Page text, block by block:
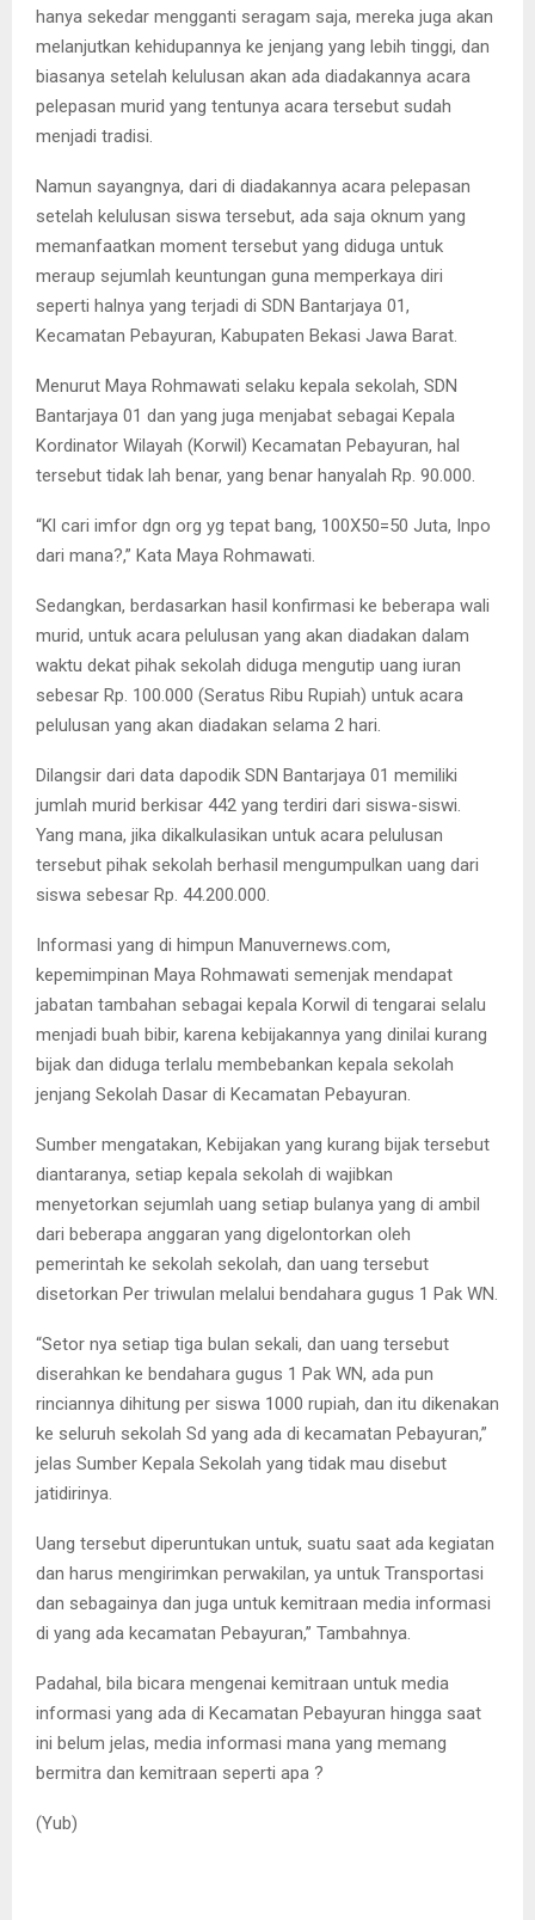
hanya sekedar mengganti seragam saja, mereka juga akan
melanjutkan kehidupannya ke jenjang yang lebih tinggi, dan
biasanya setelah kelulusan akan ada diadakannya acara
pelepasan murid yang tentunya acara tersebut sudah
menjadi tradisi.
Namun sayangnya, dari di diadakannya acara pelepasan
setelah kelulusan siswa tersebut, ada saja oknum yang
memanfaatkan moment tersebut yang diduga untuk
meraup sejumlah keuntungan guna memperkaya diri
seperti halnya yang terjadi di SDN Bantarjaya 01,
Kecamatan Pebayuran, Kabupaten Bekasi Jawa Barat.
Menurut Maya Rohmawati selaku kepala sekolah, SDN
Bantarjaya 01 dan yang juga menjabat sebagai Kepala
Kordinator Wilayah (Korwil) Kecamatan Pebayuran, hal
tersebut tidak lah benar, yang benar hanyalah Rp. 90.000.
“Kl cari imfor dgn org yg tepat bang, 100X50=50 Juta, Inpo
dari mana?,” Kata Maya Rohmawati.
Sedangkan, berdasarkan hasil konfirmasi ke beberapa wali
murid, untuk acara pelulusan yang akan diadakan dalam
waktu dekat pihak sekolah diduga mengutip uang iuran
sebesar Rp. 100.000 (Seratus Ribu Rupiah) untuk acara
pelulusan yang akan diadakan selama 2 hari.
Dilangsir dari data dapodik SDN Bantarjaya 01 memiliki
jumlah murid berkisar 442 yang terdiri dari siswa-siswi.
Yang mana, jika dikalkulasikan untuk acara pelulusan
tersebut pihak sekolah berhasil mengumpulkan uang dari
siswa sebesar Rp. 44.200.000.
Informasi yang di himpun Manuvernews.com,
kepemimpinan Maya Rohmawati semenjak mendapat
jabatan tambahan sebagai kepala Korwil di tengarai selalu
menjadi buah bibir, karena kebijakannya yang dinilai kurang
bijak dan diduga terlalu membebankan kepala sekolah
jenjang Sekolah Dasar di Kecamatan Pebayuran.
Sumber mengatakan, Kebijakan yang kurang bijak tersebut
diantaranya, setiap kepala sekolah di wajibkan
menyetorkan sejumlah uang setiap bulanya yang di ambil
dari beberapa anggaran yang digelontorkan oleh
pemerintah ke sekolah sekolah, dan uang tersebut
disetorkan Per triwulan melalui bendahara gugus 1 Pak WN.
“Setor nya setiap tiga bulan sekali, dan uang tersebut
diserahkan ke bendahara gugus 1 Pak WN, ada pun
rinciannya dihitung per siswa 1000 rupiah, dan itu dikenakan
ke seluruh sekolah Sd yang ada di kecamatan Pebayuran,”
jelas Sumber Kepala Sekolah yang tidak mau disebut
jatidirinya.
Uang tersebut diperuntukan untuk, suatu saat ada kegiatan
dan harus mengirimkan perwakilan, ya untuk Transportasi
dan sebagainya dan juga untuk kemitraan media informasi
di yang ada kecamatan Pebayuran,” Tambahnya.
Padahal, bila bicara mengenai kemitraan untuk media
informasi yang ada di Kecamatan Pebayuran hingga saat
ini belum jelas, media informasi mana yang memang
bermitra dan kemitraan seperti apa ?
(Yub)